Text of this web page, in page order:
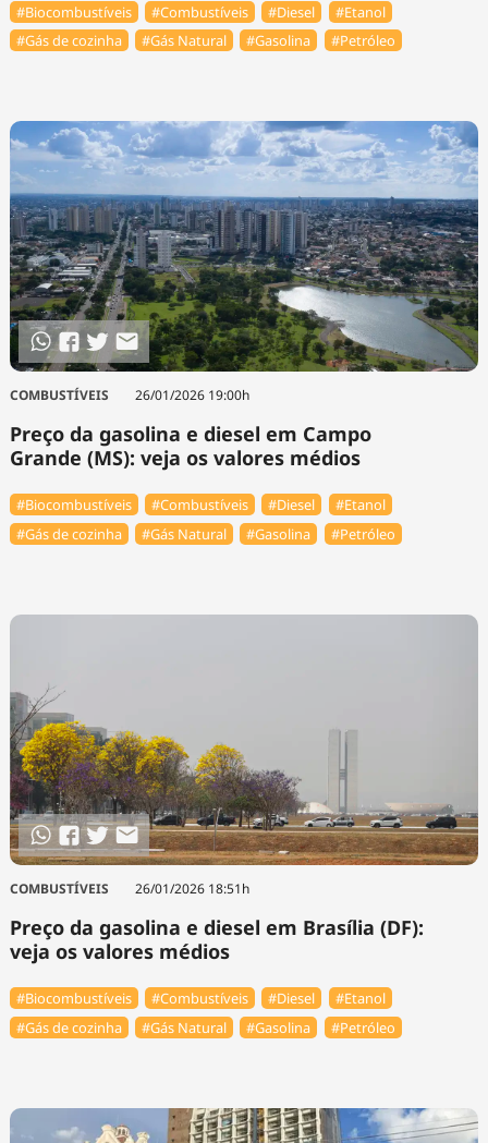
#Biocombustíveis #Combustíveis #Diesel
#Etanol
#Gás de cozinha
#Gás Natural #Gasolina #Petróleo
COMBUSTÍVEIS 26/01/2026 19:00h
Preço da gasolina e diesel em Campo
Grande (MS): veja os valores médios
#Biocombustíveis #Combustíveis #Diesel
#Etanol
#Gás de cozinha
#Gás Natural #Gasolina #Petróleo
COMBUSTÍVEIS 26/01/2026 18:51h
Preço da gasolina e diesel em Brasília (DF):
veja os valores médios
#Biocombustíveis #Combustíveis #Diesel
#Etanol
#Gás de cozinha
#Gás Natural #Gasolina #Petróleo